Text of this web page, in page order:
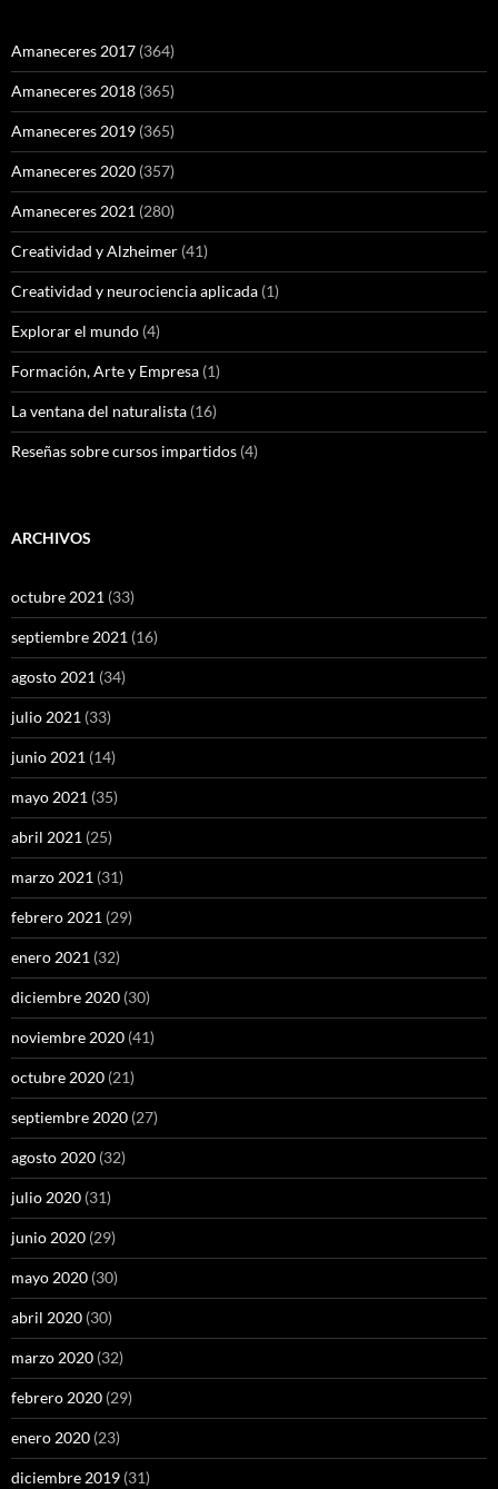
Amaneceres 2017 (364)
Amaneceres 2018 (365)
Amaneceres 2019 (365)
Amaneceres 2020 (357)
Amaneceres 2021 (280)
Creatividad y Alzheimer (41)
Creatividad y neurociencia aplicada (1)
Explorar el mundo (4)
Formación, Arte y Empresa (1)
La ventana del naturalista (16)
Reseñas sobre cursos impartidos (4)
ARCHIVOS
octubre 2021 (33)
septiembre 2021 (16)
agosto 2021 (34)
julio 2021 (33)
junio 2021 (14)
mayo 2021 (35)
abril 2021 (25)
marzo 2021 (31)
febrero 2021 (29)
enero 2021 (32)
diciembre 2020 (30)
noviembre 2020 (41)
octubre 2020 (21)
septiembre 2020 (27)
agosto 2020 (32)
julio 2020 (31)
junio 2020 (29)
mayo 2020 (30)
abril 2020 (30)
marzo 2020 (32)
febrero 2020 (29)
enero 2020 (23)
diciembre 2019 (31)